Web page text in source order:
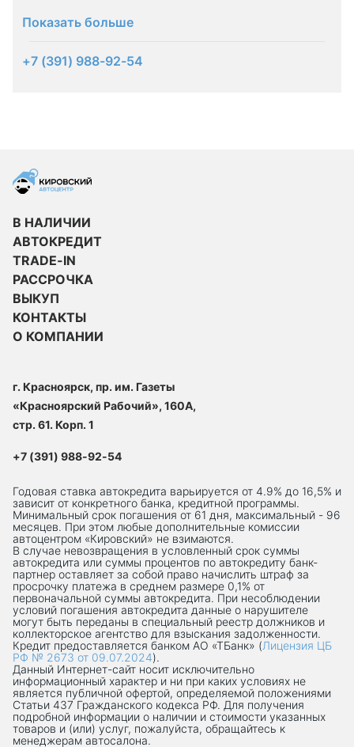
Показать больше
+7 (391) 988-92-54
В НАЛИЧИИ
АВТОКРЕДИТ
TRADE-IN
РАССРОЧКА
ВЫКУП
КОНТАКТЫ
О КОМПАНИИ
г. Красноярск, пр. им. Газеты
«Красноярский Рабочий», 160А,
стр. 61. Корп. 1
+7 (391) 988-92-54
Годовая ставка автокредита варьируется от 4.9% до 16,5% и
зависит от конкретного банка, кредитной программы.
Минимальный срок погашения от 61 дня, максимальный - 96
месяцев. При этом любые дополнительные комиссии
автоцентром «Кировский» не взимаются.
В случае невозвращения в условленный срок суммы
автокредита или суммы процентов по автокредиту банк-
партнер оставляет за собой право начислить штраф за
просрочку платежа в среднем размере 0,1% от
первоначальной суммы автокредита. При несоблюдении
условий погашения автокредита данные о нарушителе
могут быть переданы в специальный реестр должников и
коллекторское агентство для взыскания задолженности.
Кредит предоставляется банком АО «ТБанк» (Лицензия ЦБ
РФ № 2673 от 09.07.2024).
Данный Интернет-сaйт носит исключительно
информационный характер и ни при каких условиях не
является публичной офертой, определяемой положениями
Статьи 437 Гражданского кодекса РФ. Для получения
подробной информации о наличии и стоимости указанных
товаров и (или) услуг, пожалуйста, обращайтесь к
менеджерам автосалона.